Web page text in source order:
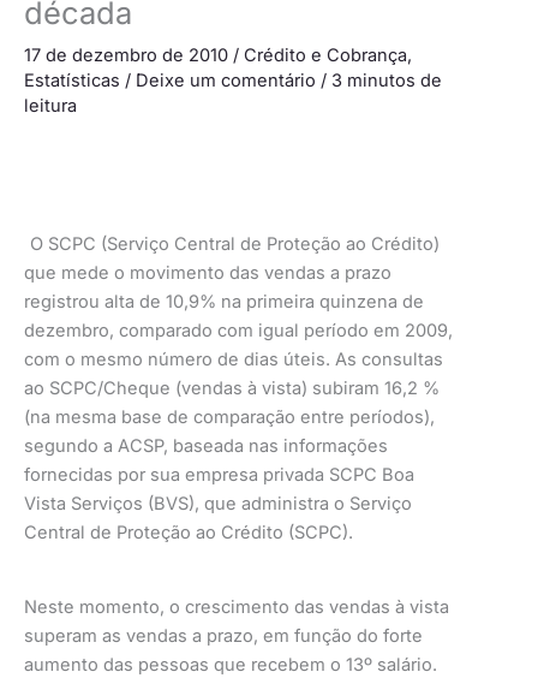
década
17 de dezembro de 2010 / Crédito e Cobrança,
Estatísticas / Deixe um comentário / 3 minutos de
leitura
O SCPC (Serviço Central de Proteção ao Crédito)
que mede o movimento das vendas a prazo
registrou alta de 10,9% na primeira quinzena de
dezembro, comparado com igual período em 2009,
com o mesmo número de dias úteis. As consultas
ao SCPC/Cheque (vendas à vista) subiram 16,2 %
(na mesma base de comparação entre períodos),
segundo a ACSP, baseada nas informações
fornecidas por sua empresa privada SCPC Boa
Vista Serviços (BVS), que administra o Serviço
Central de Proteção ao Crédito (SCPC).
Neste momento, o crescimento das vendas à vista
superam as vendas a prazo, em função do forte
aumento das pessoas que recebem o 13º salário.